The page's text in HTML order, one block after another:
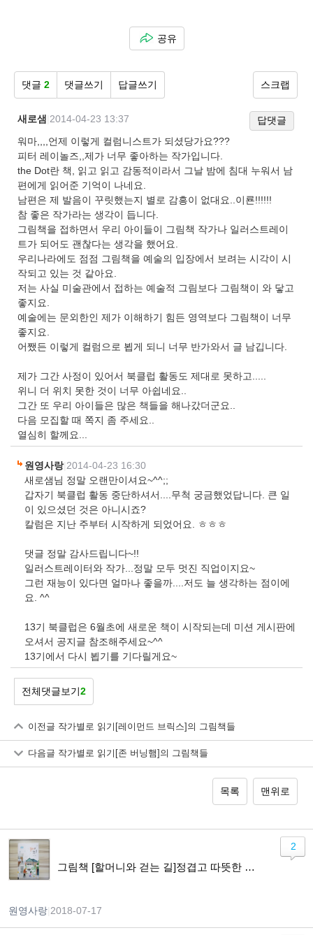
공유
댓글 2 댓글쓰기 답글쓰기 스크랩
새로샘 2014-04-23 13:37
답댓글
워마,,,,언제 이렇게 컬럼니스트가 되셨당가요???
피터 레이놀즈,,제가 너무 좋아하는 작가입니다.
the Dot란 책, 읽고 읽고 감동적이라서 그날 밤에 침대 누워서 남
편에게 읽어준 기억이 나네요.
남편은 제 발음이 꾸릿했는지 별로 감흥이 없대요..이룐!!!!!!
참 좋은 작가라는 생각이 듭니다.
그림책을 접하면서 우리 아이들이 그림책 작가나 일러스트레이
트가 되어도 괜찮다는 생각을 했어요.
우리나라에도 점점 그림책을 예술의 입장에서 보려는 시각이 시
작되고 있는 것 같아요.
저는 사실 미술관에서 접하는 예술적 그림보다 그림책이 와 닿고
좋지요.
예술에는 문외한인 제가 이해하기 힘든 영역보다 그림책이 너무
좋지요.
어쨌든 이렇게 컬럼으로 뵙게 되니 너무 반가와서 글 남깁니다.
제가 그간 사정이 있어서 북클럽 활동도 제대로 못하고.....
위니 더 위치 못한 것이 너무 아쉽네요..
그간 또 우리 아이들은 많은 책들을 해나갔더군요..
다음 모집할 때 쪽지 좀 주세요..
열심히 할께요...
원영사랑| 2014-04-23 16:30
새로샘님 정말 오랜만이셔요~^^;;
갑자기 북클럽 활동 중단하셔서....무척 궁금했었답니다. 큰 일
이 있으셨던 것은 아니시죠?
칼럼은 지난 주부터 시작하게 되었어요. ㅎㅎㅎ
댓글 정말 감사드립니다~!!
일러스트레이터와 작가...정말 모두 멋진 직업이지요~
그런 재능이 있다면 얼마나 좋을까....저도 늘 생각하는 점이에
요. ^^
13기 북클럽은 6월초에 새로운 책이 시작되는데 미션 게시판에
오셔서 공지글 참조해주세요~^^
13기에서 다시 뵙기를 기다릴게요~
전체댓글보기2
이전글 작가별로 읽기[레이먼드 브릭스]의 그림책들
다음글 작가별로 읽기[존 버닝햄]의 그림책들
목록 맨위로
그림책 [할머니와 걷는 길]정겹고 따뜻한 산책길
원영사랑 2018-07-17
2